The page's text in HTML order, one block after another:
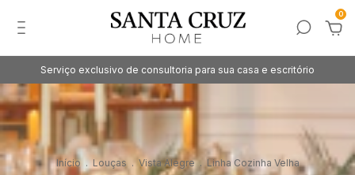
0
Serviço exclusivo de consultoria para sua casa e escritório
Início . Louças . Vista Alegre . Linha Cozinha Velha